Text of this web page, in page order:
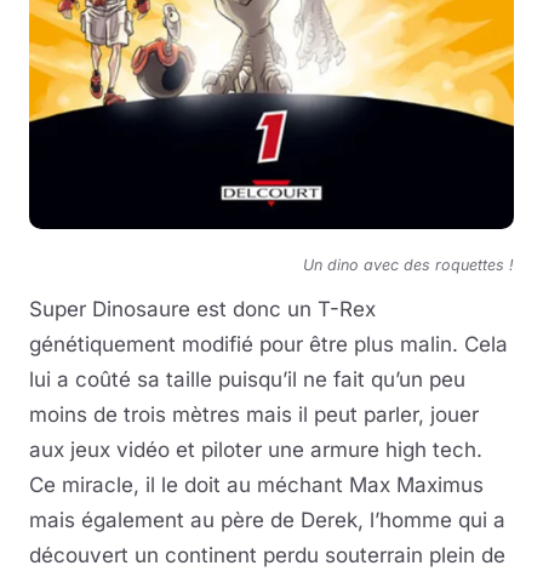
Un dino avec des roquettes !
Super Dinosaure est donc un T-Rex
génétiquement modifié pour être plus malin. Cela
lui a coûté sa taille puisqu’il ne fait qu’un peu
moins de trois mètres mais il peut parler, jouer
aux jeux vidéo et piloter une armure high tech.
Ce miracle, il le doit au méchant Max Maximus
mais également au père de Derek, l’homme qui a
découvert un continent perdu souterrain plein de